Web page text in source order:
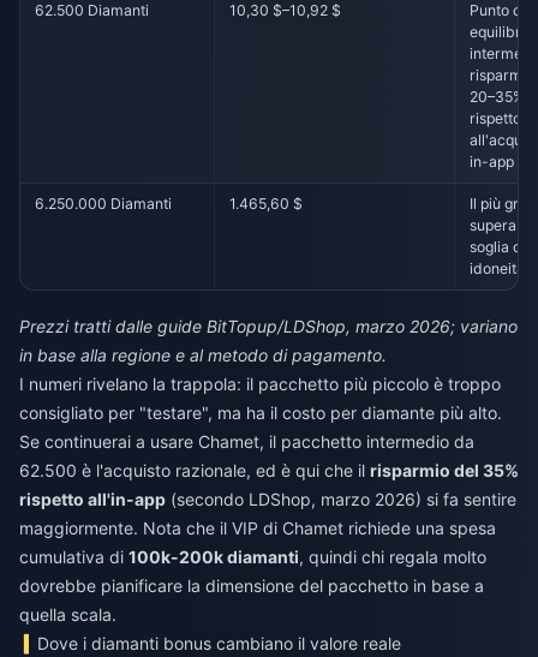
62.500 Diamanti 10,30 $–10,92 $
Punto di
equilibrio
risparmio
20–35%
rispetto
in-app
6.250.000 Diamanti 1.465,60 $
Il più
supera la
soglia di
idoneità
Prezzi tratti dalle guide BitTopup/LDShop, marzo 2026; variano
in base alla regione e al metodo di pagamento.
I numeri rivelano la trappola: il pacchetto più piccolo è troppo
consigliato per "testare", ma ha il costo per diamante più alto.
Se continuerai a usare Chamet, il pacchetto intermedio da
62.500 è l'acquisto razionale, ed è qui che il risparmio del 35%
rispetto all'in-app (secondo LDShop, marzo 2026) si fa sentire
maggiormente. Nota che il VIP di Chamet richiede una spesa
cumulativa di 100k-200k diamanti, quindi chi regala molto
dovrebbe pianificare la dimensione del pacchetto in base a
quella scala.
Dove i diamanti bonus cambiano il valore reale